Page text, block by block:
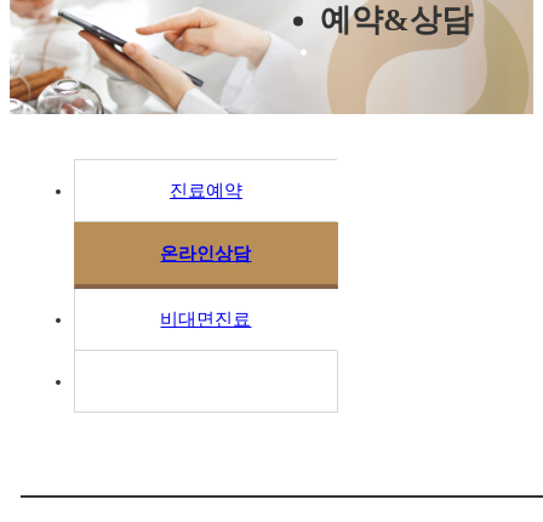
예약&상담
진료예약
온라인상담
비대면진료